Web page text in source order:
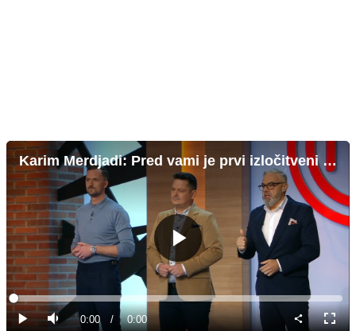
Karim Merdjadi: Pred vami je prvi izločitveni test
Predvajaj
Predvajaj
Tiho Current
0:00 / Duration
0:00
Loaded:
0%